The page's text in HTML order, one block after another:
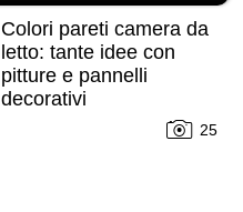
Colori pareti camera da
letto: tante idee con
pitture e pannelli
decorativi
25